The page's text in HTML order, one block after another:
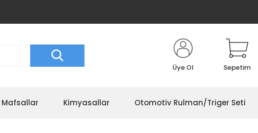
Üye Ol Sepetim
Mafsallar Kimyasallar Otomotiv Rulman/Triger Seti